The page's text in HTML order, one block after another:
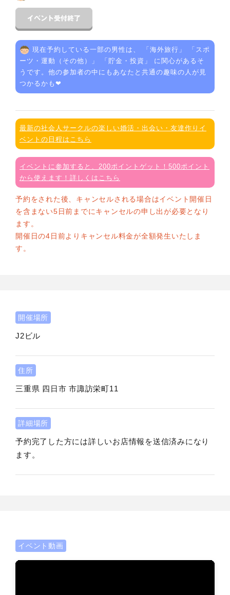
現在予約している一部の男性は、 「 海外旅行 」 「 スポ
ーツ・運動（その他）
」 「 貯金・投資 」 に関心があるそ
うです。他の参加者の中にもあなたと共通の趣味の人が見
つかるかも❤
最新の社会人サークルの楽しい婚活・出会い・友達作りイ
ベントの日程はこちら
イベントに参加すると、200ポイントゲット！500ポイント
から使えます！詳しくはこちら
予約をされた後、キャンセルされる場合はイベント開催日
を含まない5日前までにキャンセルの申し出が必要となり
ます。
開催日の4日前よりキャンセル料金が全額発生いたしま
す。
開催場所
J2ビル
住所
三重県 四日市 市諏訪栄町11
詳細場所
予約完了した方には詳しいお店情報を送信済みになり
ます。
イベント動画